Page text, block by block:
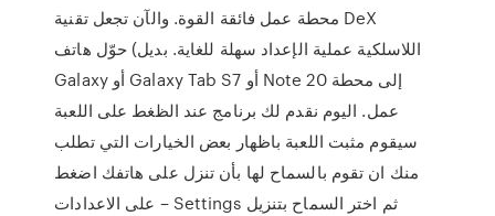
محطة عمل فائقة القوة. والآن تجعل تقنية DeX
اللاسلكية عملية الإعداد سهلة للغاية. بديل) حوّل هاتف
Galaxy أو Galaxy Tab S7 أو Note 20 إلى محطة
عمل. اليوم نقدم لك برنامج عند الظغط على اللعبة
سيقوم مثبت اللعبة باظهار بعض الخيارات التي تطلب
منك ان تقوم بالسماح لها بأن تنزل على هاتفك اضغط
على الاعدادات – Settings ثم اختر السماح بتنزيل